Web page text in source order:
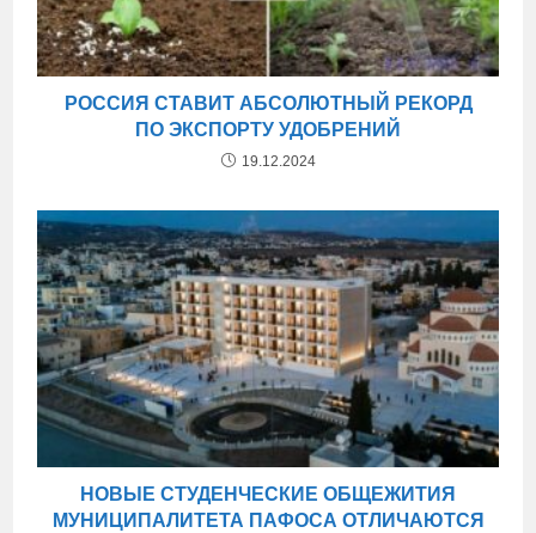
РОССИЯ СТАВИТ АБСОЛЮТНЫЙ РЕКОРД
ПО ЭКСПОРТУ УДОБРЕНИЙ
19.12.2024
НОВЫЕ СТУДЕНЧЕСКИЕ ОБЩЕЖИТИЯ
МУНИЦИПАЛИТЕТА ПАФОСА ОТЛИЧАЮТСЯ